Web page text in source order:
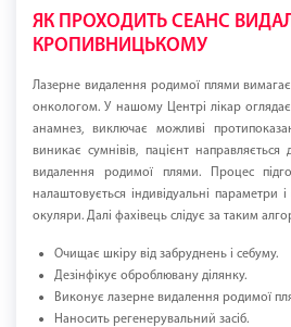
ЯК ПРОХОДИТЬ СЕАНС
КРОПИВНИЦЬКОМУ
Лазерне видалення родимої плями вимагає
онкологом. У нашому Центрі лікар
анамнез, виключає можливі
виникає сумнівів, пацієнт
видалення родимої плями. Процес
налаштовується індивідуальні параметри
окуляри. Далі фахівець слідує за таким
Очищає шкіру від забруднень і себуму.
Дезінфікує оброблювану ділянку.
Виконує лазерне видалення родимої
Наносить регенерувальний засіб.